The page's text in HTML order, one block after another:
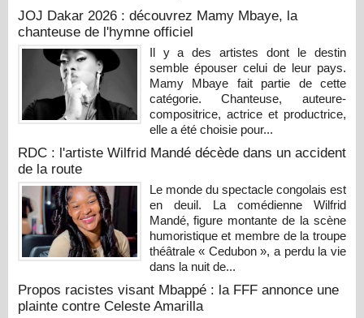
JOJ Dakar 2026 : découvrez Mamy Mbaye, la
chanteuse de l'hymne officiel
Il y a des artistes dont le destin
semble épouser celui de leur pays.
Mamy Mbaye fait partie de cette
catégorie. Chanteuse, auteure-
compositrice, actrice et productrice,
elle a été choisie pour...
RDC : l'artiste Wilfrid Mandé décède dans un accident
de la route
Le monde du spectacle congolais est
en deuil. La comédienne Wilfrid
Mandé, figure montante de la scène
humoristique et membre de la troupe
théâtrale « Cedubon », a perdu la vie
dans la nuit de...
Propos racistes visant Mbappé : la FFF annonce une
plainte contre Celeste Amarilla